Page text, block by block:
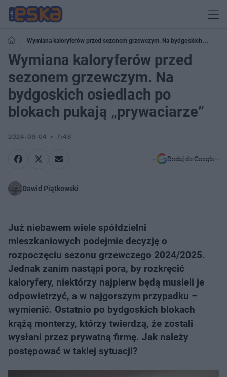
Wymiana kaloryferów przed sezonem grzewczym. Na bydgoskich
osiedlach po blokach pukają „prywaciarze”
Wymiana kaloryferów przed
sezonem grzewczym. Na
bydgoskich osiedlach po
blokach pukają „prywaciarze”
2024-09-04 7:48
Dodaj do Google
Dawid Piątkowski
Już niebawem wiele spółdzielni
mieszkaniowych podejmie decyzję o
rozpoczęciu sezonu grzewczego 2024/2025.
Jednak zanim nastąpi pora, by rozkręcić
kaloryfery, niektórzy najpierw będą musieli je
odpowietrzyć, a w najgorszym przypadku –
wymienić. Ostatnio po bydgoskich blokach
krążą monterzy, którzy twierdzą, że zostali
wysłani przez prywatną firmę. Jak należy
postępować w takiej sytuacji?